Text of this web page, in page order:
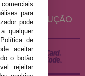
RESOLUÇÃO
para
pode
qualquer
de
aceitar
o botão
rejeitar